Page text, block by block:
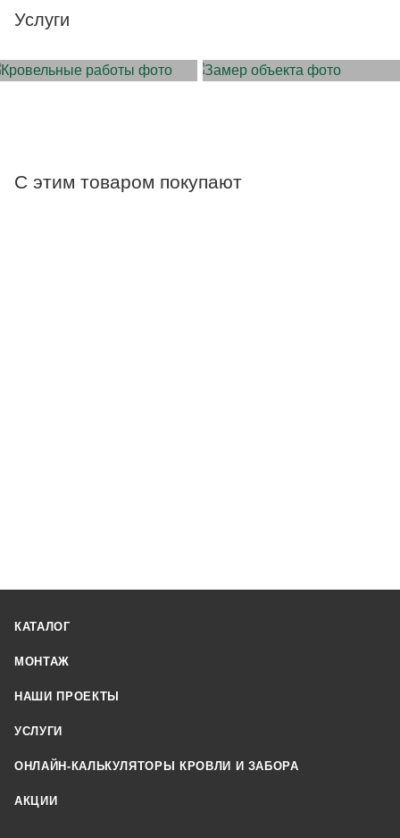
Услуги
С этим товаром покупают
КАТАЛОГ
МОНТАЖ
НАШИ ПРОЕКТЫ
УСЛУГИ
ОНЛАЙН-КАЛЬКУЛЯТОРЫ КРОВЛИ И ЗАБОРА
АКЦИИ